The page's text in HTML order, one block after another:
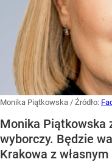
Monika Piątkowska / Źródło:
Monika Piątkowska
wyborczy. Będzie
Krakowa z